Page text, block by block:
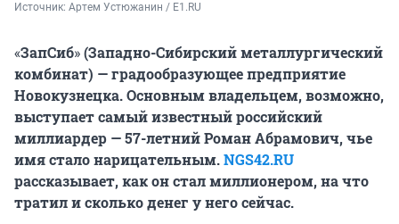
Источник: Артем Устюжанин / E1.RU
«ЗапСиб»(Западно-Сибирский металлургический
комбинат) — градообразующее предприятие
Новокузнецка. Основным владельцем, возможно,
выступаетсамый известный российский
миллиардер —57-летний Роман Абрамович, чье
имя стало нарицательным.NGS42.RU
рассказывает, как он стал миллионером, на что
тратил и сколько денег у него сейчас.